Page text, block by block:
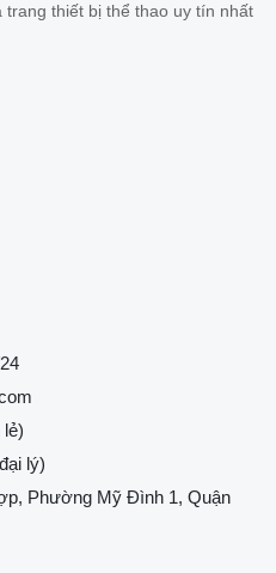
thiết bị thể thao uy tín nhất
lẻ)
lý)
Phường Mỹ Đình 1, Quận